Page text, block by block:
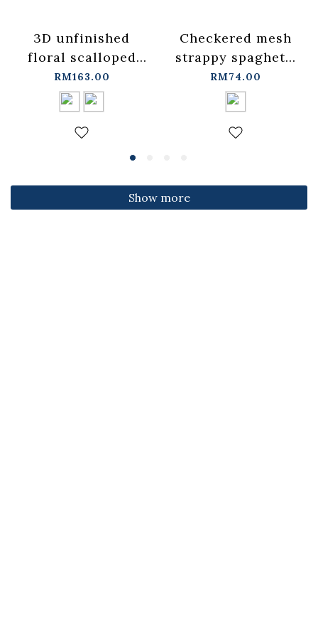
3D unfinished
floral scalloped
jeans, available in
two colors, sizes
S/M/L.
【04011891】in
stock+pre-order
RM163.00
Checkered mesh
strappy spaghetti
strap cover-up
vest -
blue【01099697】
in stock+pre-order
RM74.00
Show more